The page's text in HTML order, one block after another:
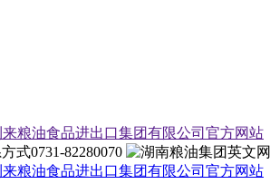
0731-82280070